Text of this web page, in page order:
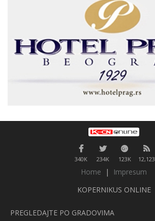
340K 234K 123K 12,123
Home |
Impresum
KOPERNIKUS ONLINE
PREGLEDAJTE PO GRADOVIMA